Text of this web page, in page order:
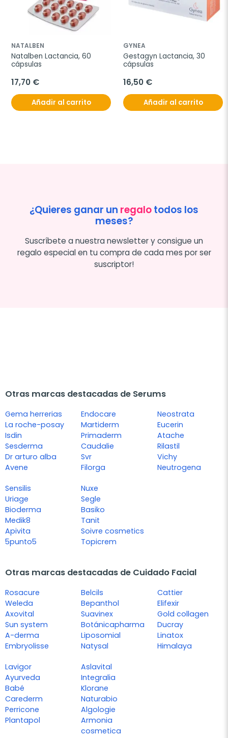
NATALBEN
Natalben Lactancia, 60
cápsulas
17,70 €
Añadir al carrito
GYNEA
Gestagyn Lactancia, 30
cápsulas
16,50 €
Añadir al carrito
¿Quieres ganar un regalotodos los
meses?
Suscríbete a nuestra newsletter y consigue un
regalo especial en tu compra de cada mes por ser
suscriptor!
Otras marcas destacadas de Serums
Gema herrerias
La roche-posay
Isdin
Sesderma
Dr arturo alba
Avene
Endocare
Martiderm
Primaderm
Caudalie
Svr
Filorga
Neostrata
Eucerin
Atache
Rilastil
Vichy
Neutrogena
Sensilis
Uriage
Bioderma
Medik8
Apivita
5punto5
Nuxe
Segle
Basiko
Tanit
Soivre cosmetics
Topicrem
Otras marcas destacadas de Cuidado Facial
Rosacure
Weleda
Axovital
Sun system
A-derma
Embryolisse
Belcils
Bepanthol
Suavinex
Botánicapharma
Liposomial
Natysal
Cattier
Elifexir
Gold collagen
Ducray
Linatox
Himalaya
Lavigor
Ayurveda
Babé
Carederm
Perricone
Plantapol
Aslavital
Integralia
Klorane
Naturabio
Algologie
Armonia
cosmetica